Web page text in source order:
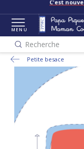
C'est
MENU
Recherche
Petite besace